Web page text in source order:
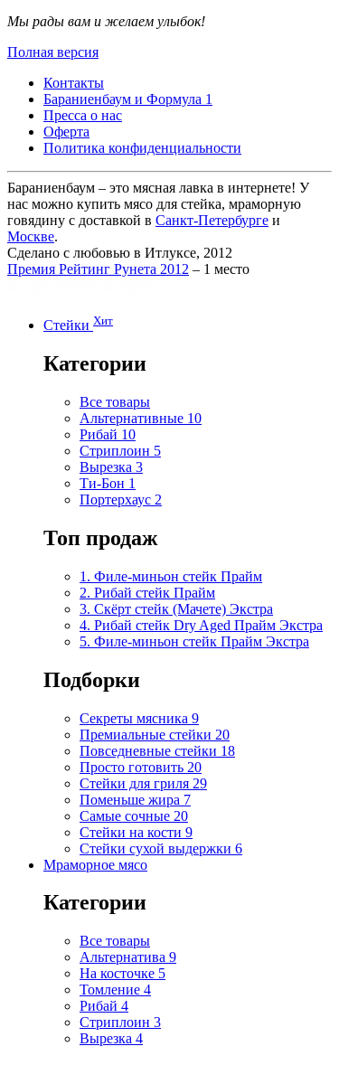
Мы рады вам и желаем улыбок!
Полная версия
Контакты
Бараниенбаум и Формула 1
Пресса о нас
Оферта
Политика конфиденциальности
Бараниенбаум – это мясная лавка в интернете! У
нас можно купить мясо для стейка, мраморную
говядину с доставкой в Санкт-Петербурге и
Москве.
Сделано с любовью в Итлуксе, 2012
Премия Рейтинг Рунета 2012 – 1 место
Стейки Хит
Категории
Все товары
Альтернативные 10
Рибай 10
Стриплоин 5
Вырезка 3
Ти-Бон 1
Портерхаус 2
Топ продаж
1. Филе-миньон стейк Прайм
2. Рибай cтейк Прайм
3. Скёрт стейк (Мачете) Экстра
4. Рибай стейк Dry Aged Прайм Экстра
5. Филе-миньон стейк Прайм Экстра
Подборки
Секреты мясника 9
Премиальные стейки 20
Повседневные стейки 18
Просто готовить 20
Стейки для гриля 29
Поменьше жира 7
Самые сочные 20
Стейки на кости 9
Стейки сухой выдержки 6
Мраморное мясо
Категории
Все товары
Альтернатива 9
На косточке 5
Томление 4
Рибай 4
Стриплоин 3
Вырезка 4